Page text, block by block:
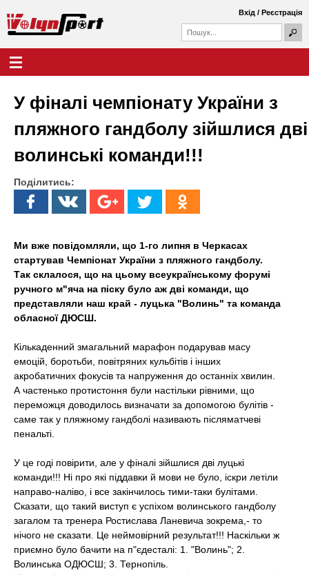
матеріалу
В
л
и
н
ь
S
p
o
о
у
о
а
о
а
о
ш
Вхід / Реєстрація
У фіналі чемпіонату України з
пляжного гандболу зійшлися дві
волинські команди!!!
Поділитись:
Ми вже повідомляли, що 1-го липня в Черкасах
стартував Чемпіонат України з пляжного гандболу.
Так склалося, що на цьому всеукраїнському форумі
ручного м"яча на піску було аж дві команди, що
представляли наш край - луцька "Волинь" та команда
обласної ДЮСШ.
Кількаденний змагальний марафон подарував масу
емоцій, боротьби, повітряних кульбітів і інших
акробатичних фокусів та напруження до останніх хвилин.
А частенько протистоння були настільки рівними, що
переможця доводилось визначати за допомогою булітів -
саме так у пляжному гандболі називають післяматчеві
пенальті.
У це годі повірити, але у фіналі зійшлися дві луцькі
команди!!! Ні про які піддавки й мови не було, іскри летіли
направо-наліво, і все закінчилось тими-таки булітами.
Сказати, що такий виступ є успіхом волинського гандболу
загалом та тренера Ростислава Ланевича зокрема,- то
нічого не сказати. Це неймовірний результат!!! Наскільки ж
приємно було бачити на п"єдесталі: 1. "Волинь"; 2.
Волинська ОДЮСШ; 3. Тернопіль.